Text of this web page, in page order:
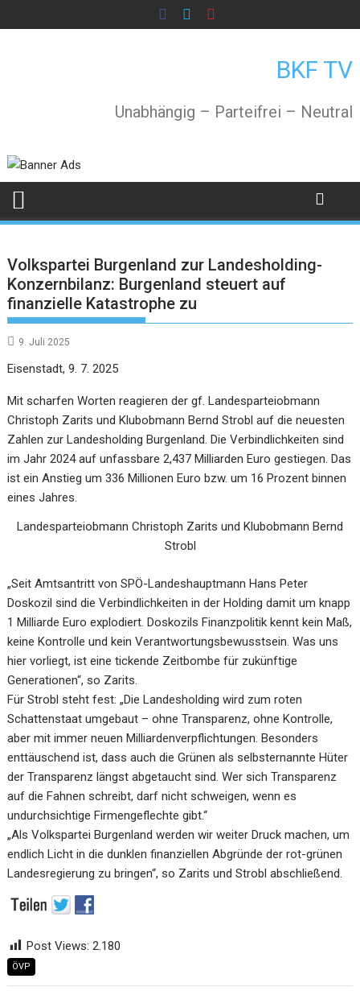
to
BKF TV
Unabhängig – Parteifrei – Neutral
Volkspartei Burgenland zur Landesholding-
Konzernbilanz: Burgenland steuert auf
finanzielle Katastrophe zu
9. Juli 2025
Eisenstadt, 9. 7. 2025
Mit scharfen Worten reagieren der gf. Landesparteiobmann
Christoph Zarits und Klubobmann Bernd Strobl auf die neuesten
Zahlen zur Landesholding Burgenland. Die Verbindlichkeiten sind
im Jahr 2024 auf unfassbare 2,437 Milliarden Euro gestiegen. Das
ist ein Anstieg um 336 Millionen Euro bzw. um 16 Prozent binnen
eines Jahres.
Landesparteiobmann Christoph Zarits und Klubobmann Bernd
Strobl
„Seit Amtsantritt von SPÖ-Landeshauptmann Hans Peter
Doskozil sind die Verbindlichkeiten in der Holding damit um knapp
1 Milliarde Euro explodiert. Doskozils Finanzpolitik kennt kein Maß,
keine Kontrolle und kein Verantwortungsbewusstsein. Was uns
hier vorliegt, ist eine tickende Zeitbombe für zukünftige
Generationen“, so Zarits.
Für Strobl steht fest: „Die Landesholding wird zum roten
Schattenstaat umgebaut – ohne Transparenz, ohne Kontrolle,
aber mit immer neuen Milliardenverpflichtungen. Besonders
enttäuschend ist, dass auch die Grünen als selbsternannte Hüter
der Transparenz längst abgetaucht sind. Wer sich Transparenz
auf die Fahnen schreibt, darf nicht schweigen, wenn es
undurchsichtige Firmengeflechte gibt.“
„Als Volkspartei Burgenland werden wir weiter Druck machen, um
endlich Licht in die dunklen finanziellen Abgründe der rot-grünen
Landesregierung zu bringen“, so Zarits und Strobl abschließend.
Post Views: 2.180
ÖVP